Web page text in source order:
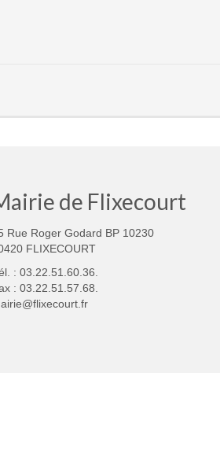
de Flixecourt
Rue Roger Godard BP 10230
FLIXECOURT
: 03.22.51.60.36.
: 03.22.51.57.68.